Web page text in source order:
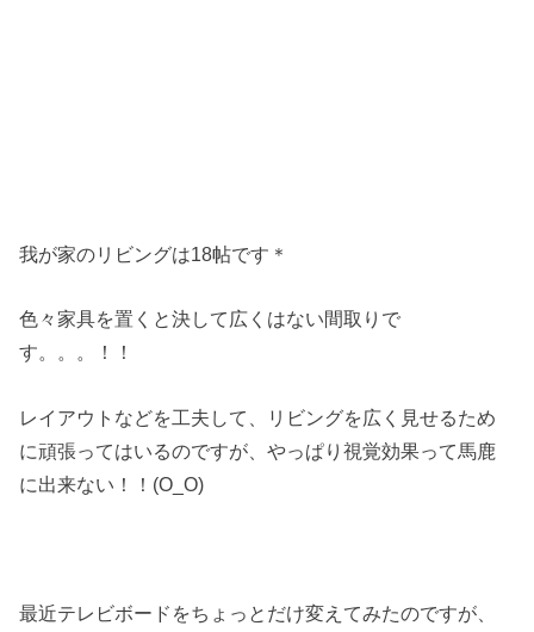
我が家のリビングは18帖です＊
色々家具を置くと決して広くはない間取りで
す。。。！！
レイアウトなどを工夫して、リビングを広く見せるため
に頑張ってはいるのですが、やっぱり視覚効果って馬鹿
に出来ない！！(O_O)
最近テレビボードをちょっとだけ変えてみたのですが、